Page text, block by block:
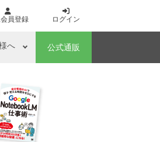
員登録 ログイン
へ 公式通販